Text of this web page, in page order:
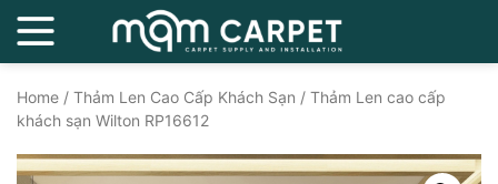
Home / Thảm Len Cao Cấp Khách Sạn / Thảm Len cao cấp
khách sạn Wilton RP16612